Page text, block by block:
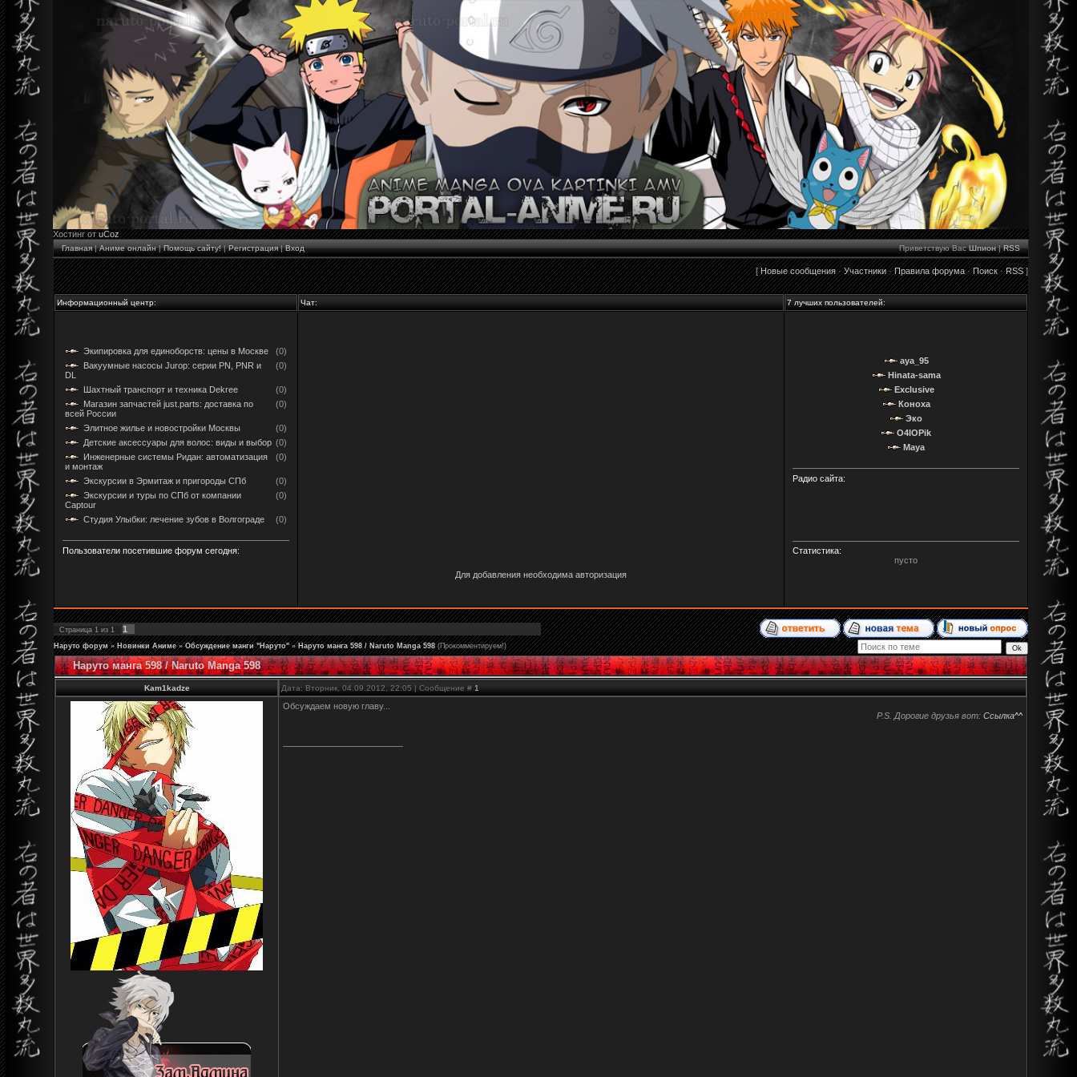
Хостинг отuCoz
Главная|Аниме онлайн|Помощь сайту!|Регистрация|Вход Приветствую Вас Шпион|RSS
[Новые сообщения·Участники·Правила форума·Поиск·RSS]
Информационный центр: Чат: 7 лучших пользователей:
Экипировка для единоборств: цены в Москве
(0)
Вакуумные насосы Jurop: серии PN, PNR и
DL
(0)
Шахтный транспорт и техника Dekree
(0)
Магазин запчастей just.parts: доставка по
всей России
(0)
Элитное жилье и новостройки Москвы
(0)
Детские аксессуары для волос: виды и выбор (0)
Инженерные системы Ридан: автоматизация
и монтаж
(0)
Экскурсии в Эрмитаж и пригороды СПб
(0)
Экскурсии и туры по СПб от компании
Captour
(0)
Студия Улыбки: лечение зубов в Волгограде (0)
Пользователи посетившие форум сегодня:
Для добавления необходима авторизация
aya_95
Hinata-sama
Exclusive
Коноха
Эко
O4IOPik
Maya
Радио сайта:
Статистика:
пусто
Страница 1 из 1 1
Наруто форум » Новинки Аниме » Обсуждение манги "Наруто" » Наруто манга 598 / Naruto Manga 598 (Прокомментируем!)
Наруто манга 598 / Naruto Manga 598
Kam1kadze Дата: Вторник, 04.09.2012, 22:05 | Сообщение # 1
Обсуждаем новую главу...
P.S. Дорогие друзья вот: Ссылка^^